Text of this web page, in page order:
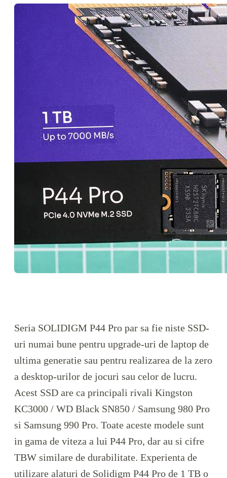
Seria SOLIDIGM P44 Pro par sa fie niste SSD-
uri numai bune pentru upgrade-uri de laptop de
ultima generatie sau pentru realizarea de la zero
a desktop-urilor de jocuri sau celor de lucru.
Acest SSD are ca principali rivali Kingston
KC3000 / WD Black SN850 / Samsung 980 Pro
si Samsung 990 Pro. Toate aceste modele sunt
in gama de viteza a lui P44 Pro, dar au si cifre
TBW similare de durabilitate. Experienta de
utilizare alaturi de Solidigm P44 Pro de 1 TB o